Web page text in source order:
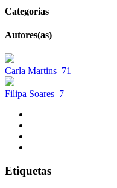
Categorias
Autores(as)
Carla Martins 71
Filipa Soares 7
Etiquetas